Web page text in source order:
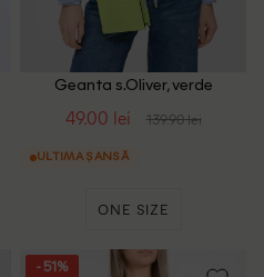
Geanta s.Oliver, verde
49.00 lei 139.90 lei
ULTIMA ȘANSĂ
ONE SIZE
- 51%